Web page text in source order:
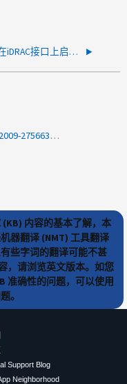
如何在iDRAC接口上启用VLAN
product-categories:element-software<a>2009-275663</a>
内容的基本了解，本
器翻译 (NMT) 工具翻译
些字词的翻译可能不甚
，请浏览英文版本。如您
准确性的问题，可以使用
。
Support Blog
Neighborhood